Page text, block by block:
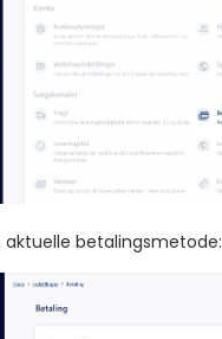
aktuelle betalingsmetode: